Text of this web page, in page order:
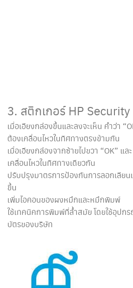
3. สติกเกอร์ HP Security
เมื่อเอียงกล่องขึ้นและลงจะเห็น คำว่า
ต้องเคลื่อนไหวในทิศทางตรงข้ามกัน
เมื่อเอียงกล่องจากซ้ายไปขวา “OK” แ
เคลื่อนไหวในทิศทางเดียวกัน
ปรับปรุงมาตรการป้องกันการลอกเลียน
ขึ้น
เพิ่มไอคอนของผงหมึกและหมึกพิมพ์
ใช้เทคนิคการพิมพ์ที่ล้ำสมัย โดยใช้อุป
บัตรของบริษัท